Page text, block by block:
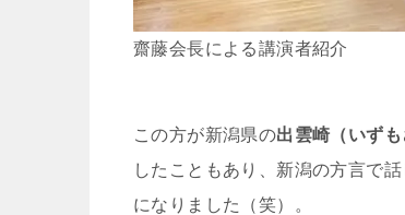
齋藤会長による講演者紹介
この方が新潟県の出雲崎（いず
したこともあり、新潟の方言で
になりました（笑）。